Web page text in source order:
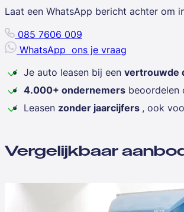
Laat een WhatsApp bericht achter om
085 7606 009
WhatsApp ons je vraag
Je auto leasen bij een vertrouwde
4.000+ ondernemers beoordelen
Leasen zonder jaarcijfers , ook
Vergelijkbaar